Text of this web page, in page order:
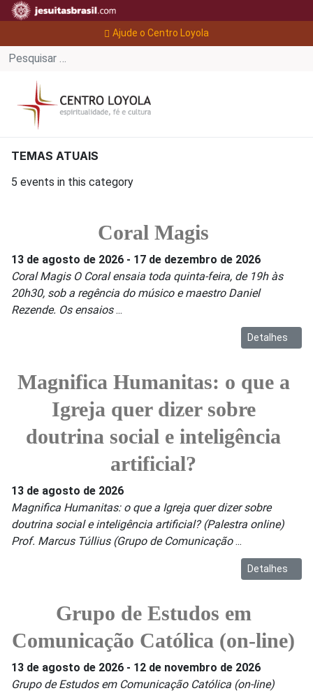
Ajude o Centro Loyola
TEMAS ATUAIS
5 events in this category
Coral Magis
13 de agosto de 2026 - 17 de dezembro de 2026
Coral Magis O Coral ensaia toda quinta-feira, de 19h às
20h30, sob a regência do músico e maestro Daniel
Rezende. Os ensaios...
Detalhes
Magnifica Humanitas: o que a
Igreja quer dizer sobre
doutrina social e inteligência
artificial?
13 de agosto de 2026
Magnifica Humanitas: o que a Igreja quer dizer sobre
doutrina social e inteligência artificial? (Palestra online)
Prof. Marcus Túllius (Grupo de Comunicação...
Detalhes
Grupo de Estudos em
Comunicação Católica (on-line)
13 de agosto de 2026 - 12 de novembro de 2026
Grupo de Estudos em Comunicação Católica (on-line)